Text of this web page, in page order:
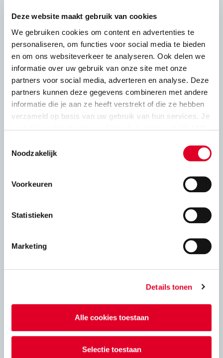
Deze website maakt gebruik van cookies
We gebruiken cookies om content en advertenties te
personaliseren, om functies voor social media te bieden
en om ons websiteverkeer te analyseren. Ook delen we
informatie over uw gebruik van onze site met onze
partners voor social media, adverteren en analyse. Deze
partners kunnen deze gegevens combineren met andere
informatie die je aan ze heeft verstrekt of die ze hebben
verzameld op basis van uw gebruik van hun services. Je
gaat akkoord met onze cookies als je onze website blijft
Noodzakelijk
Voorkeuren
Statistieken
Marketing
Details tonen
Alle cookies toestaan
Selectie toestaan
Constructief
Druksterkte en rekenwaarde
Stabiliteit
Constructie kalkzandsteen en oplegging
Gewapend lijmwerk
Windbelasting op gevels
VNK statica 6.0
Adviesbladen
Eigenschapppen kalkzandsteenproducten